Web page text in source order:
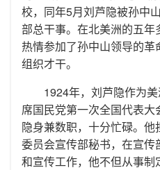
校，同年5月刘芦隐被孙中
部总干事。在北美洲的五
热情参加了孙中山领导的
组织才干。
1924年，刘芦隐作为
席国民党第一次全国代表
隐身兼数职，十分忙碌。
委员会宣传部秘书，在宣传
和宣传工作，他不但从事制